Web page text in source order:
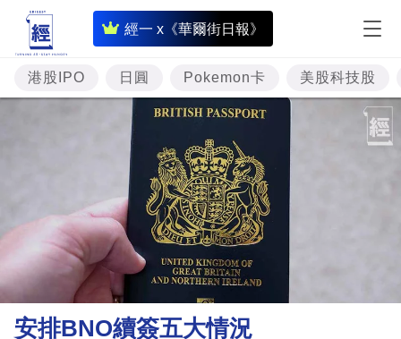
經一 x《華爾街日報》
即
時
財
經
資
樓
市
理
財
港股IPO 日圓 Pokemon卡 美股科技股
安排BNO續簽五大情況